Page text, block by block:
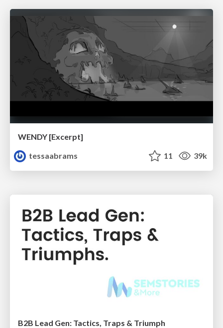
WENDY [Excerpt]
tessaabrams
11 39k
B2B Lead Gen: Tactics, Traps & Triumph